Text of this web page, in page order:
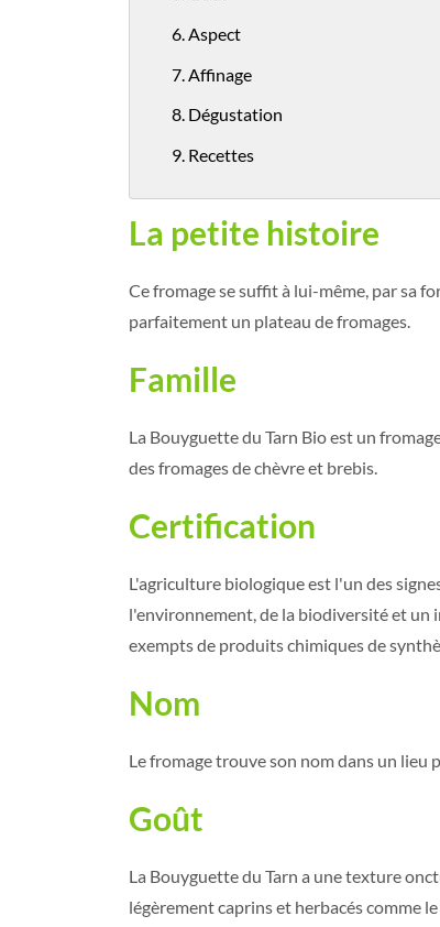
6. Aspect
7. Affinage
8. Dégustation
9. Recettes
La petite histoire
Ce fromage se suffit à lui-même, par sa
parfaitement un plateau de fromages.
Famille
La Bouyguette du Tarn Bio est un
des fromages de chèvre et brebis.
Certification
L'agriculture biologique est l'un des
l'environnement, de la biodiversité et
exempts de produits chimiques de
Nom
Le fromage trouve son nom dans un lieu
Goût
La Bouyguette du Tarn a une texture
légèrement caprins et herbacés comme